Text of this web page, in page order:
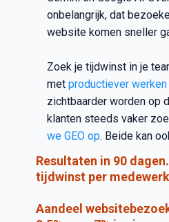
onbelangrijk, dat
website komen sneller
Zoek je tijdwinst in je
met productiever
zichtbaarder worden op
klanten steeds vaker
we GEO op. Beide kan
Resultaten in 90 dagen.
tijdwinst per
Aandeel